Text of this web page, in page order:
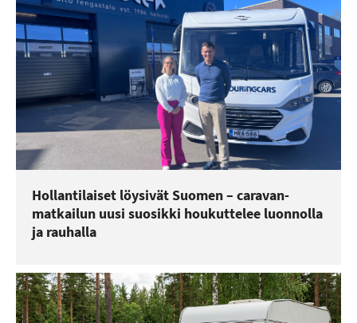
Hollantilaiset löysivät Suomen – caravan-
matkailun uusi suosikki houkuttelee luonnolla
ja rauhalla